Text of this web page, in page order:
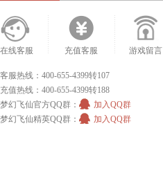
在线客服 充值客服 游戏留言
客服热线：400-655-4399转107
充值热线：400-655-4399转188
梦幻飞仙官方QQ群：
加入QQ群
梦幻飞仙精英QQ群：
加入QQ群